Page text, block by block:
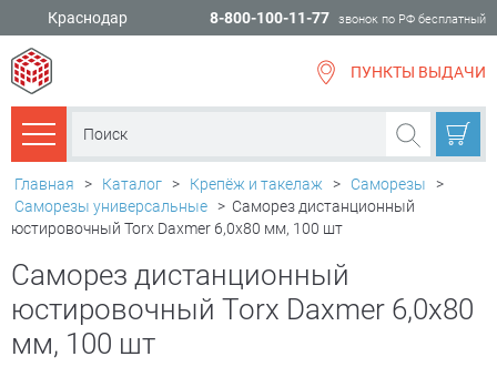
Краснодар 8-800-100-11-77 звонок по РФ бесплатный
ПУНКТЫ ВЫДАЧИ
Каталог товаров
Главная > Каталог > Крепёж и такелаж > Саморезы
>
Саморезы универсальные > Саморез дистанционный
юстировочный Torx Daxmer 6,0х80 мм, 100 шт
Саморез дистанционный
юстировочный Torx Daxmer 6,0х80
мм, 100 шт